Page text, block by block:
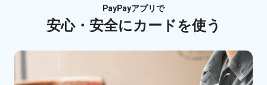
PayPayアプリで
安心・安全にカードを使う